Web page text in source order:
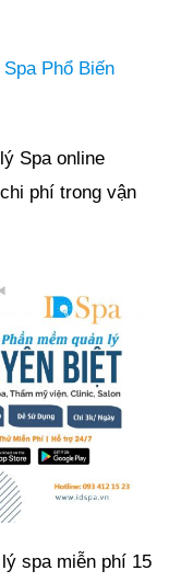
Phổ Biến
Spa online
phí trong vận
spa miễn phí 15